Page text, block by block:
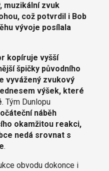
muzikální zvuk
což potvrdil i Bob
vývoje posílala
kopíruje vyšší
špičky původního
vyvážený zvukový
výšek, které
. Tým Dunlopu
náběh
okamžitou reakci,
nedá srovnat s
.
obvodu dokonce i